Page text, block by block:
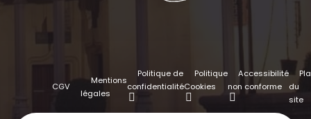
CGV
Mentions
légales
Politique de
confidentialité
Politique
Cookies
Accessibilité
non conforme
du
site